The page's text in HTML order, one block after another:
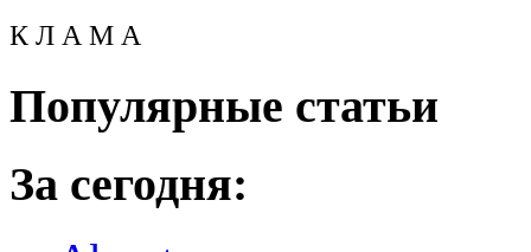
К Л А М А
Популярные статьи
За сегодня: